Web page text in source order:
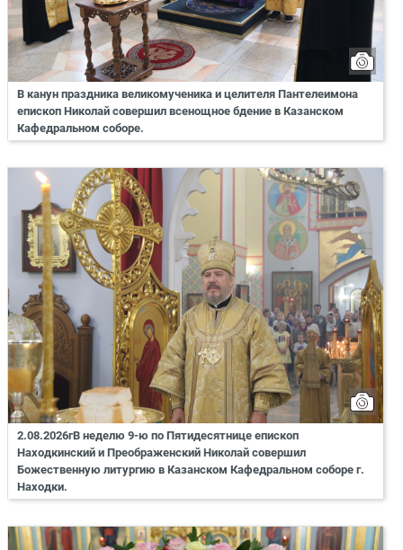
В канун праздника великомученика и целителя Пантелеимона
епископ Николай совершил всенощное бдение в Казанском
Кафедральном соборе.
2.08.2026гВ неделю 9-ю по Пятидесятнице епископ
Находкинский и Преображенский Николай совершил
Божественную литургию в Казанском Кафедральном соборе г.
Находки.